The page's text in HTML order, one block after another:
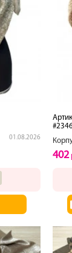
01.08.2026
402